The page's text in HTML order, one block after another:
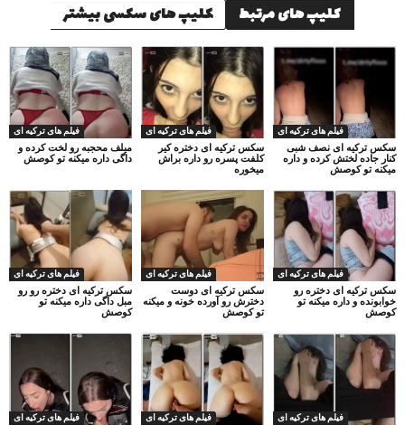
کلیپ های مرتبط کلیپ های سکسی بیشتر
فیلم های ترکیه ای
میلف محجبه رو لخت کرده و
داگی داره میکنه تو کوصش
فیلم های ترکیه ای
سکس ترکیه ای دختره کیر
کلفت پسره رو داره براش
میخوره
فیلم های ترکیه ای
سکس ترکیه ای نصف شبی
کنار جاده لختش کرده و داره
میکنه تو کوصش
فیلم های ترکیه ای
سکس ترکیه ای دختره رو رو
مبل داگی داره میکنه تو
کوصش
فیلم های ترکیه ای
سکس ترکیه ای دوست
دخترش رو آورده خونه و میکنه
تو کوصش
فیلم های ترکیه ای
سکس ترکیه ای دختره رو
خوابونده و داره میکنه تو
کوصش
فیلم های ترکیه ای فیلم های ترکیه ای فیلم های ترکیه ای